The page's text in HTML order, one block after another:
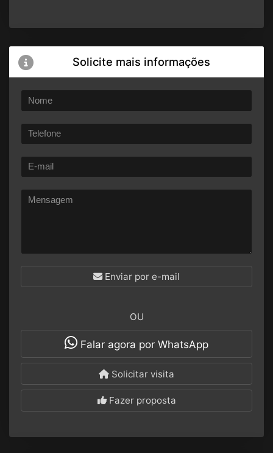
Solicite mais informações
Enviar por e-mail
OU
Falar agora por WhatsApp
Solicitar visita
Fazer proposta